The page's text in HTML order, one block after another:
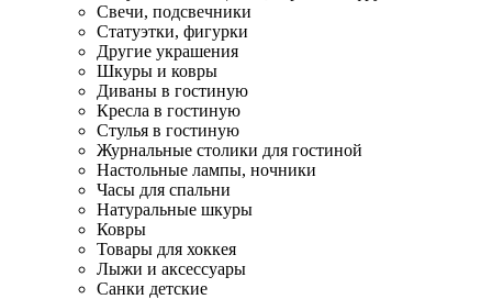
Свечи, подсвечники
Статуэтки, фигурки
Другие украшения
Шкуры и ковры
Диваны в гостиную
Кресла в гостиную
Стулья в гостиную
Журнальные столики для гостиной
Настольные лампы, ночники
Часы для спальни
Натуральные шкуры
Ковры
Товары для хоккея
Лыжи и аксессуары
Санки детские